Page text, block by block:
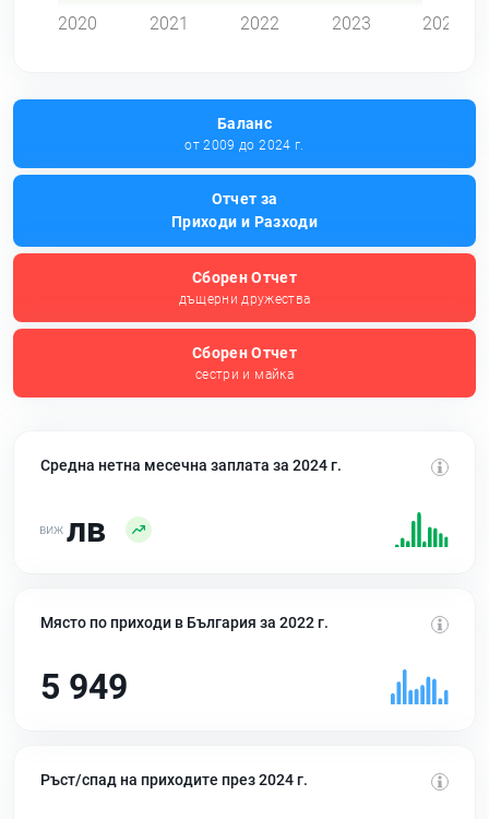
2020 2021 2022 2023 2024
Баланс
от 2009 до 2024 г.
Отчет за
Приходи и Разходи
Сборен Отчет
дъщерни дружества
Сборен Отчет
сестри и майка
Средна нетна месечна заплата за 2024 г.
лв
Място по приходи в България за 2022 г.
5 949
Ръст/спад на приходите през 2024 г.